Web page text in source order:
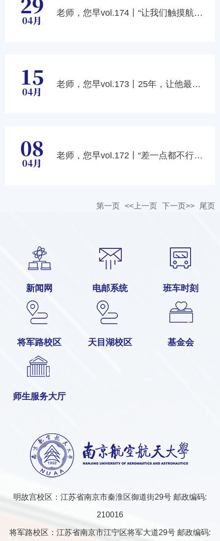
04月
老师，您早vol.174丨“让我们触摸航天、进入航天、改变航天”
15
04月
老师，您早vol.173丨25年，让他最有成就感的是“一门课”
08
04月
老师，您早vol.172丨“差一点都不行”，他是学生最爱的严师！
第一页 <<上一页 下一页>> 尾页
新闻网 电邮系统 班车时刻
将军路校区 天目湖校区 基金会
师生服务大厅
明故宫校区：江苏省南京市秦淮区御道街29号 邮政编码:
210016
将军路校区：江苏省南京市江宁区将军大道29号 邮政编码: